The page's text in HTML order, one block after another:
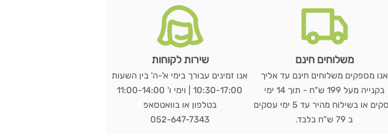
שירות לקוחות
אנו זמינים עבורך בימי א'-ה' בין השעות
10:30-17:00 | וימי ו' 11:00-14:00
בטלפון או בוואטסאפ
052-647-7343
משלוחים חינם
אנו מספקים משלוחים חינם עד אליך
בקנייה מעל 199 ש"ח - תוך 14 ימי
עסקים או בשילוח מהיר עד 5 ימי עסקים
ב 79 ש"ח בלבד.